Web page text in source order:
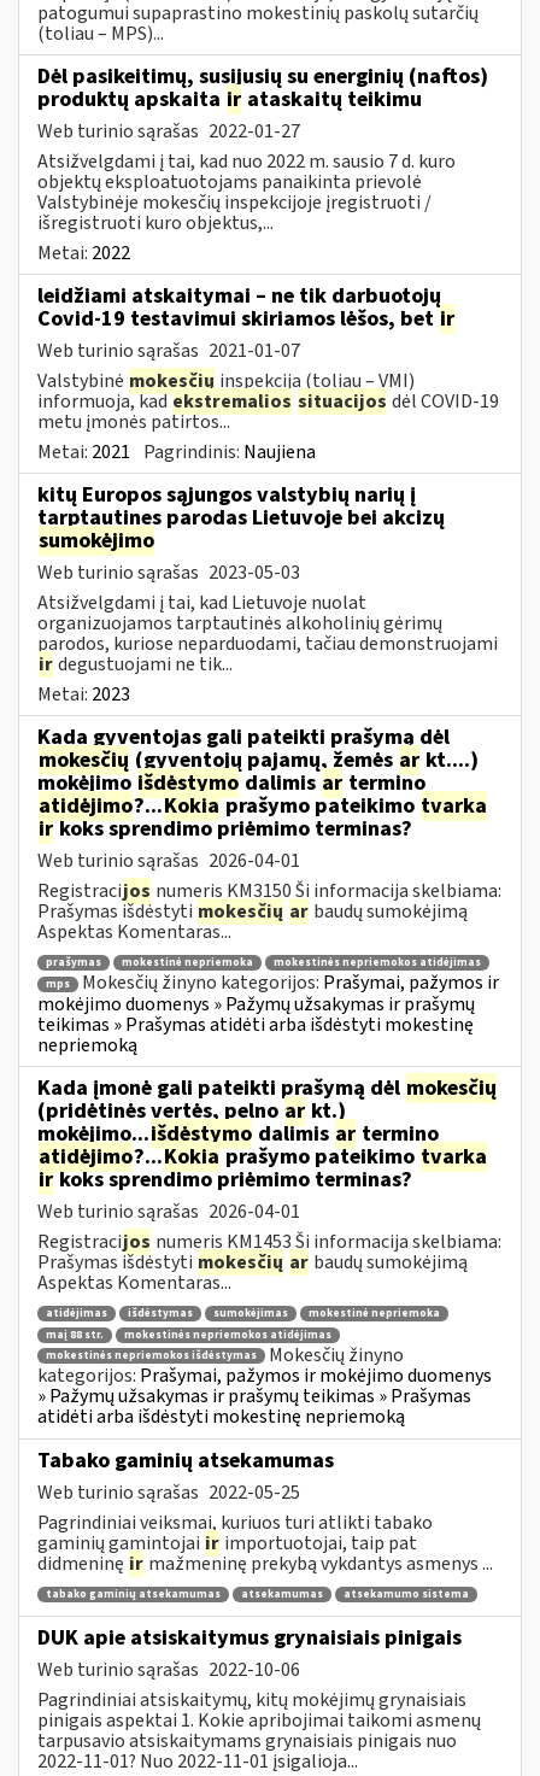
patogumui supaprastino mokestinių paskolų sutarčių
(toliau – MPS)...
Dėl pasikeitimų, susijusių su energinių (naftos)
produktų apskaita ir ataskaitų teikimu
Web turinio sąrašas 2022-01-27
Atsižvelgdami į tai, kad nuo 2022 m. sausio 7 d. kuro
objektų eksploatuotojams panaikinta prievolė
Valstybinėje mokesčių inspekcijoje įregistruoti /
išregistruoti kuro objektus,...
Metai: 2022
leidžiami atskaitymai – ne tik darbuotojų
Covid-19 testavimui skiriamos lėšos, bet ir
Web turinio sąrašas 2021-01-07
Valstybinė mokesčių inspekcija (toliau – VMI)
informuoja, kadekstremalios situacijos dėl COVID-19
metu įmonės patirtos...
Metai: 2021 Pagrindinis: Naujiena
kitų Europos sąjungos valstybių narių į
tarptautines parodas Lietuvoje bei akcizų
sumokėjimo
Web turinio sąrašas 2023-05-03
Atsižvelgdami į tai, kad Lietuvoje nuolat
organizuojamos tarptautinės alkoholinių gėrimų
parodos, kuriose neparduodami, tačiau demonstruojami
irdegustuojami ne tik...
Metai: 2023
Kada gyventojas gali pateikti prašymą dėl
mokesčių (gyventojų pajamų, žemės ar kt....)
mokėjimo išdėstymo dalimis ar termino
atidėjimo?...Kokiaprašymo pateikimo tvarka
irkoks sprendimo priėmimo terminas?
Web turinio sąrašas 2026-04-01
Registracijos numeris KM3150 Ši informacija skelbiama:
Prašymas išdėstyti mokesčių ar baudų sumokėjimą
Aspektas Komentaras...
prašymas mokestinė nepriemoka
mokestinės nepriemokos atidėjimas
mps
Mokesčių žinyno kategorijos: Prašymai, pažymos ir
mokėjimo duomenys » Pažymų užsakymas ir prašymų
teikimas » Prašymas atidėti arba išdėstyti mokestinę
nepriemoką
Kada įmonė gali pateikti prašymą dėl mokesčių
(pridėtinės vertės, pelno ar kt.)
mokėjimo...išdėstymo dalimis ar termino
atidėjimo?...Kokiaprašymo pateikimo tvarka
irkoks sprendimo priėmimo terminas?
Web turinio sąrašas 2026-04-01
Registracijos numeris KM1453 Ši informacija skelbiama:
Prašymas išdėstyti mokesčių ar baudų sumokėjimą
Aspektas Komentaras...
atidėjimas išdėstymas sumokėjimas
mokestinė nepriemoka
maį 88 str.
mokestinės nepriemokos atidėjimas
mokestinės nepriemokos išdėstymas
Mokesčių žinyno
kategorijos: Prašymai, pažymos ir mokėjimo duomenys
» Pažymų užsakymas ir prašymų teikimas » Prašymas
atidėti arba išdėstyti mokestinę nepriemoką
Tabako gaminių atsekamumas
Web turinio sąrašas 2022-05-25
Pagrindiniai veiksmai, kuriuos turi atlikti tabako
gaminių gamintojai ir importuotojai, taip pat
didmeninę ir mažmeninę prekybą vykdantys asmenys ...
tabako gaminių atsekamumas atsekamumas atsekamumo sistema
DUK apie atsiskaitymus grynaisiais pinigais
Web turinio sąrašas 2022-10-06
Pagrindiniai atsiskaitymų, kitų mokėjimų grynaisiais
pinigais aspektai 1. Kokie apribojimai taikomi asmenų
tarpusavio atsiskaitymams grynaisiais pinigais nuo
2022-11-01? Nuo 2022-11-01 įsigalioja...